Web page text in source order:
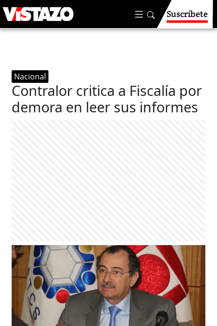
Suscríbete
Nacional
Contralor critica a Fiscalía por
demora en leer sus informes